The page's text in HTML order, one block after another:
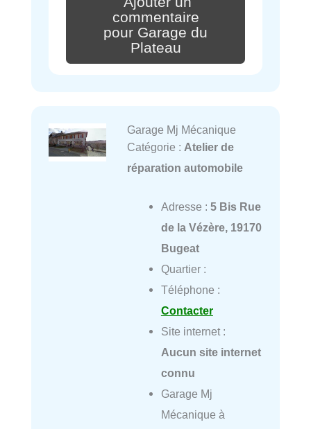
commentaire
pour Garage du
Plateau
Garage Mj Mécanique
Catégorie : Atelier de
réparation automobile
Adresse : 5 Bis Rue
de la Vézère, 19170
Bugeat
Quartier :
Téléphone :
Contacter
Site internet :
Aucun site internet
connu
Garage Mj
Mécanique à